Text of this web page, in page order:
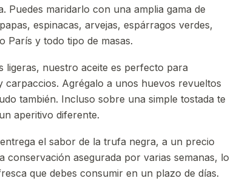
Puedes maridarlo con una amplia gama de
espinacas, arvejas, espárragos verdes,
París y todo tipo de masas.
ligeras, nuestro aceite es perfecto para
carpaccios. Agrégalo a unos huevos revueltos
también. Incluso sobre una simple tostada te
aperitivo diferente.
el sabor de la trufa negra, a un precio
conservación asegurada por varias semanas, lo
que debes consumir en un plazo de días.